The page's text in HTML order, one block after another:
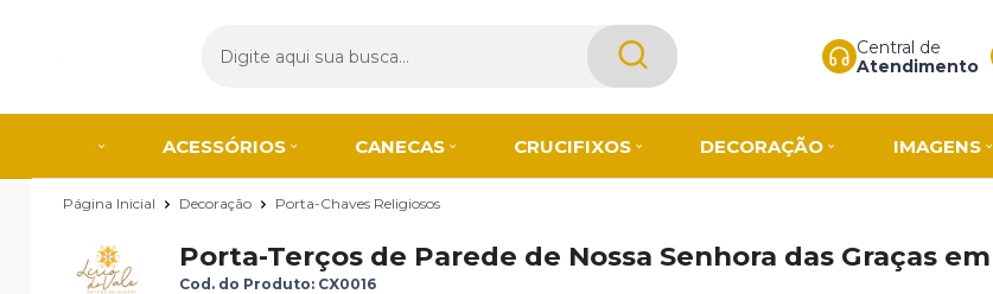
Central de
Atendimento
ACESSÓRIOS CANECAS CRUCIFIXOS DECORAÇÃO IMAGENS
Página Inicial Decoração Porta-Chaves Religiosos
Porta-Terços de Parede de Nossa Senhora das Graças
Cod. do Produto: CX0016